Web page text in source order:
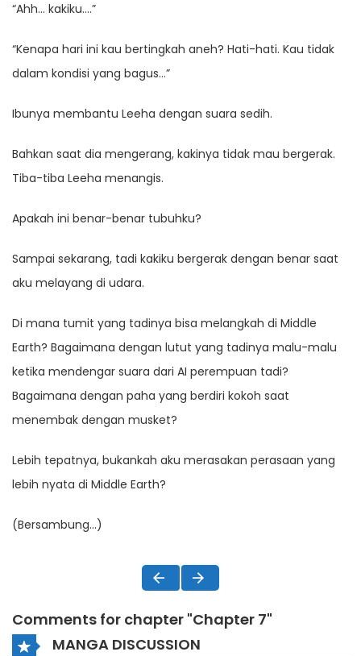
“Ahh… kakiku….”
“Kenapa hari ini kau bertingkah aneh? Hati-hati. Kau tidak
dalam kondisi yang bagus…”
Ibunya membantu Leeha dengan suara sedih.
Bahkan saat dia mengerang, kakinya tidak mau bergerak.
Tiba-tiba Leeha menangis.
Apakah ini benar-benar tubuhku?
Sampai sekarang, tadi kakiku bergerak dengan benar saat
aku melayang di udara.
Di mana tumit yang tadinya bisa melangkah di Middle
Earth? Bagaimana dengan lutut yang tadinya malu-malu
ketika mendengar suara dari AI perempuan tadi?
Bagaimana dengan paha yang berdiri kokoh saat
menembak dengan musket?
Lebih tepatnya, bukankah aku merasakan perasaan yang
lebih nyata di Middle Earth?
(Bersambung…)
Comments for chapter "Chapter 7"
MANGA DISCUSSION